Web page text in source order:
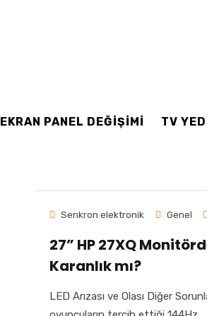
EKRAN PANEL DEĞİŞİMİ TV
Senkron elektronik Genel
27” HP 27XQ
Karanlık mı?
LED Arızası ve Olası Diğer